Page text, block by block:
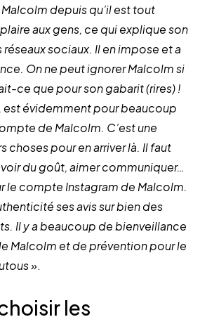
Malcolm depuis qu’il est tout
aux gens, ce qui explique son
réseaux sociaux. Il en impose et a
On ne peut ignorer Malcolm si
ce que pour son gabarit (rires) !
est évidemment pour beaucoup
de Malcolm. C’est une
choses pour en arriver là. Il faut
du goût, aimer communiquer…
le compte Instagram de Malcolm.
ses avis sur bien des
Il y a beaucoup de bienveillance
Malcolm et de prévention pour le
».
les